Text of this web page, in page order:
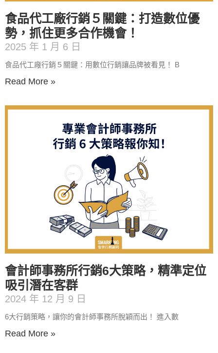
食品代工廠行銷５關鍵：打造數位優
勢，抓住更多合作機會！
2025 年 1 月 6 日
食品代工廠行銷５關鍵：用數位行銷讓品牌被看見！ B
Read More »
會計師事務所行銷6大策略，精準定位
吸引潛在客群
2024 年 12 月 9 日
6大行銷策略，讓你的會計師事務所脫穎而出！ 進入數
Read More »